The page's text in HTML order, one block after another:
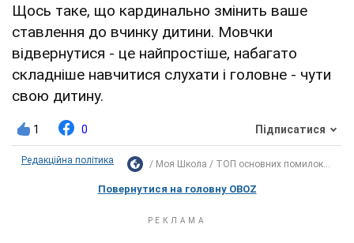
Щось таке, що кардинально змінить ваше
ставлення до вчинку дитини. Мовчки
відвернутися - це найпростіше, набагато
складніше навчитися слухати і головне - чути
свою дитину.
1 0 Підписатися
Редакційна політика Моя Школа ТОП основних помилок...
Повернутися на головну OBOZ